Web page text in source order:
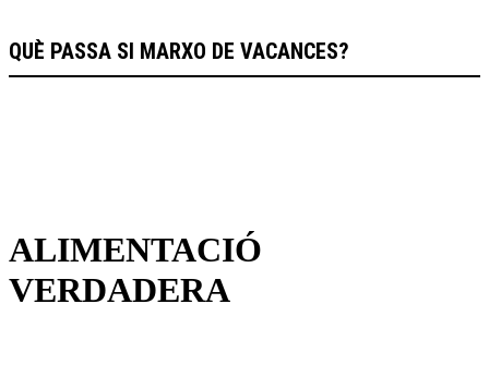
QUÈ PASSA SI MARXO DE VACANCES?
ALIMENTACIÓ
VERDADERA